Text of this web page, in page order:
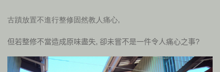
古蹟放置不進行整修固然教人痛心,
但若整修不當造成原味盡失, 卻未嘗不是一件令人痛心之事?